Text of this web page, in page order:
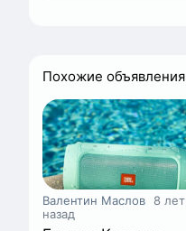
+
Похожие объявления
Валентин Маслов 8 лет
назад